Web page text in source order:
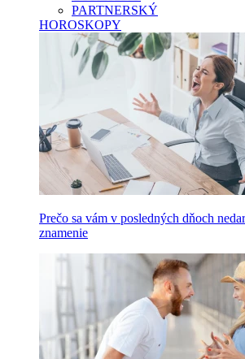
PARTNERSKÝ
HOROSKOPY
Prečo sa vám v posledných dňoch
znamenie